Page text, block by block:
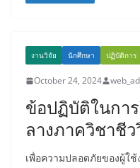
งานวิจัย นักศึกษา ปฏิบัติการ
October 24, 2024
ข้อปฏิบัติในกา
ลางภาควิชาชี
เพื่อความปลอดภัยของผู้ใ